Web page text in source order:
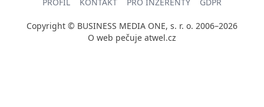
Copyright © BUSINESS MEDIA ONE, s. r. o. 2006–2026